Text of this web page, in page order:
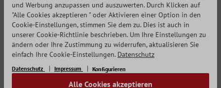
und Werbung anzupassen und auszuwerten. Durch Klicken auf
"Alle Cookies akzeptieren " oder Aktivieren einer Option in den
Cookie-Einstellungen, stimmen Sie dem zu. Dies ist auch in
unserer Cookie-Richtlinie beschrieben. Um Ihre Einstellungen zu
ändern oder Ihre Zustimmung zu widerrufen, aktualisieren Sie
einfach Ihre Cookie-Einstellungen. Datenschutz
Datenschutz Impressum Konfigurieren
Alle Cookies akzeptieren